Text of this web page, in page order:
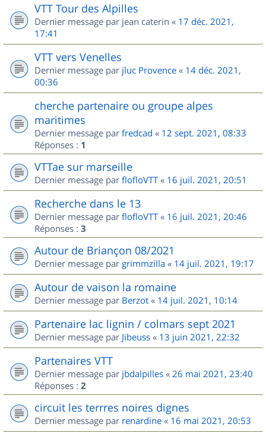
VTT Tour des Alpilles
Dernier message par jean caterin « 17 déc. 2021,
17:41
VTT vers Venelles
Dernier message par jluc Provence « 14 déc. 2021,
00:36
cherche partenaire ou groupe alpes
maritimes
Dernier message par fredcad « 12 sept. 2021, 08:33
Réponses : 1
VTTae sur marseille
Dernier message par flofloVTT« 16 juil. 2021, 20:51
Recherche dans le 13
Dernier message par flofloVTT« 16 juil. 2021, 20:46
Réponses : 3
Autour de Briançon 08/2021
Dernier message par grimmzilla « 14 juil. 2021, 19:17
Autour de vaison la romaine
Dernier message par Berzot « 14 juil. 2021, 10:14
Partenaire lac lignin / colmars sept 2021
Dernier message par Jibeuss « 13 juin 2021, 22:32
Partenaires VTT
Dernier message par jbdalpilles « 26 mai 2021, 23:40
Réponses : 2
circuit les terrres noires dignes
Dernier message par renardine « 16 mai 2021, 20:53